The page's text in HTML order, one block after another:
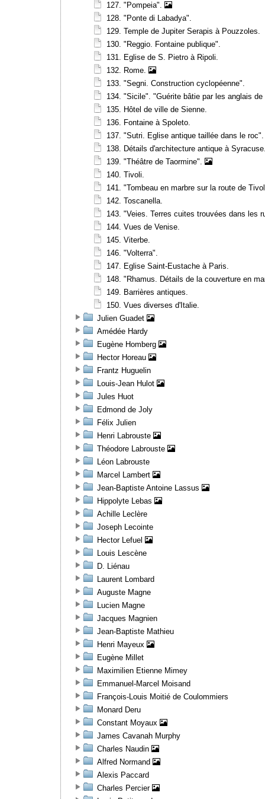
127. "Pompeia".
128. "Ponte di Labadya".
129. Temple de Jupiter Serapis à Pouzzoles.
130. "Reggio. Fontaine publique".
131. Eglise de S. Pietro à Ripoli.
132. Rome.
133. "Segni. Construction cyclopéenne".
134. "Sicile". "Guérite bâtie par les anglais
135. Hôtel de ville de Sienne.
136. Fontaine à Spoleto.
137. "Sutri. Eglise antique taillée dans le roc".
138. Détails d'architecture antique à Syracuse.
139. "Théâtre de Taormine".
140. Tivoli.
141. "Tombeau en marbre sur la route de
142. Toscanella.
143. "Veies. Terres cuites trouvées dans les
144. Vues de Venise.
145. Viterbe.
146. "Volterra".
147. Eglise Saint-Eustache à Paris.
148. "Rhamus. Détails de la couverture en
149. Barrières antiques.
150. Vues diverses d'Italie.
Julien Guadet
Amédée Hardy
Eugène Homberg
Hector Horeau
Frantz Huguelin
Louis-Jean Hulot
Jules Huot
Edmond de Joly
Félix Julien
Henri Labrouste
Théodore Labrouste
Léon Labrouste
Marcel Lambert
Jean-Baptiste Antoine Lassus
Hippolyte Lebas
Achille Leclère
Joseph Lecointe
Hector Lefuel
Louis Lescène
D. Liénau
Laurent Lombard
Auguste Magne
Lucien Magne
Jacques Magnien
Jean-Baptiste Mathieu
Henri Mayeux
Eugène Millet
Maximilien Etienne Mimey
Emmanuel-Marcel Moisand
François-Louis Moitié de Coulommiers
Monard Deru
Constant Moyaux
James Cavanah Murphy
Charles Naudin
Alfred Normand
Alexis Paccard
Charles Percier